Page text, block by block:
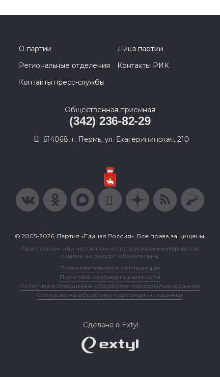
О партии
Лица партии
Региональные отделения
Контакты РИК
Контакты пресс-службы
Общественная приемная
(342) 236-82-29
614068, г. Пермь, ул. Екатерининская, 210
© 2005-2026, Партия «Единая Россия». Все права защищены.
При полном или частичном использовании материалов
ссылка на ресурс обязательна.
Пользовательское соглашение
Политика конфиденциальности
Политика в отношении обработки персональных данных
Согласие на обработку персональных данных
Сделано в Extyl